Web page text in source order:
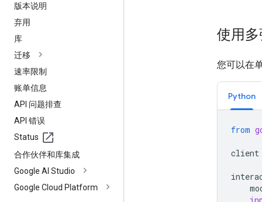
版本说明
弃用
库
迁移
速率限制
账单信息
API 问题排查
API 错误
Status
合作伙伴和库集成
Google AI Studio
Google Cloud Platform
使用
您可以在
Python
from
client